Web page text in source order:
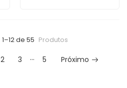
1–12 de 55 Produtos
2 3 … 5 Próximo